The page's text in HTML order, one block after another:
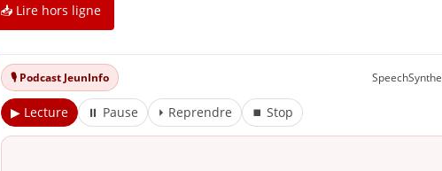
📥 Lire hors ligne
🎙️ Podcast JeunInfo
▶ Lecture ⏸ Pause ⏵ Reprendre ⏹ Stop